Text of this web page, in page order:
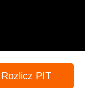
Rozlicz PIT